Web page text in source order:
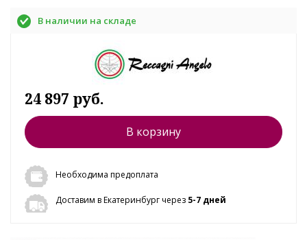
В наличии на складе
24 897 руб.
В корзину
Необходима предоплата
Доставим в Екатеринбург через 5-7 дней